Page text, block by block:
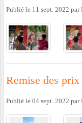
Publié le 11 sept. 2022 par
Remise des
Publié le 04 sept. 2022 par